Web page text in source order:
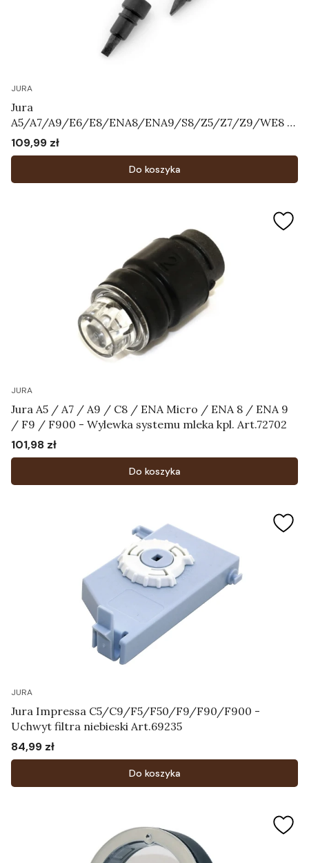
JURA
Jura
A5/A7/A9/E6/E8/ENA8/ENA9/S8/Z5/Z7/Z9/WE8 -
Zestaw zaworków napowietrzających Art.72444
Cena
109,99 zł
Do koszyka
JURA
Jura A5 / A7 / A9 / C8 / ENA Micro / ENA 8 / ENA 9
/ F9 / F900 - Wylewka systemu mleka kpl. Art.72702
Cena
101,98 zł
Do koszyka
JURA
Jura Impressa C5/C9/F5/F50/F9/F90/F900 -
Uchwyt filtra niebieski Art.69235
Cena
84,99 zł
Do koszyka